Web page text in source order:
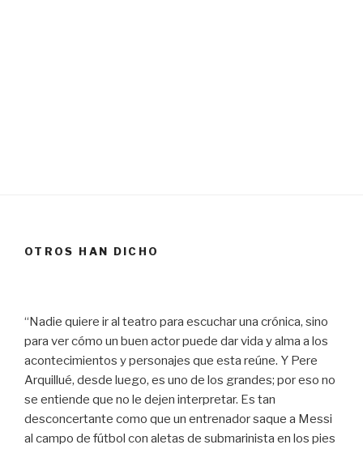
OTROS HAN DICHO
“Nadie quiere ir al teatro para escuchar una crónica, sino
para ver cómo un buen actor puede dar vida y alma a los
acontecimientos y personajes que esta reúne. Y Pere
Arquillué, desde luego, es uno de los grandes; por eso no
se entiende que no le dejen interpretar. Es tan
desconcertante como que un entrenador saque a Messi
al campo de fútbol con aletas de submarinista en los pies